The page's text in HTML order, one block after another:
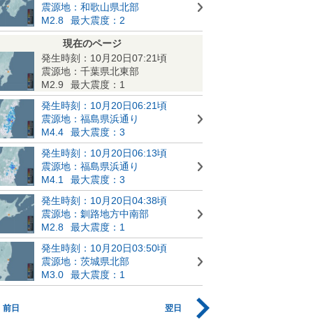
震源地：和歌山県北部
M2.8
最大震度：2
現在のページ
発生時刻：10月20日07:21頃
震源地：千葉県北東部
M2.9
最大震度：1
発生時刻：10月20日06:21頃
震源地：福島県浜通り
M4.4
最大震度：3
発生時刻：10月20日06:13頃
震源地：福島県浜通り
M4.1
最大震度：3
発生時刻：10月20日04:38頃
震源地：釧路地方中南部
M2.8
最大震度：1
発生時刻：10月20日03:50頃
震源地：茨城県北部
M3.0
最大震度：1
前日 翌日